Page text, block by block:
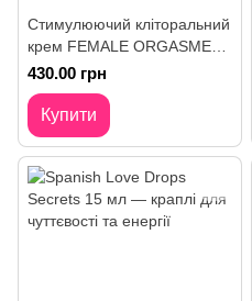
Стимулюючий кліторальний
крем FEMALE ORGASME
30 ml
430.00 грн
Купити